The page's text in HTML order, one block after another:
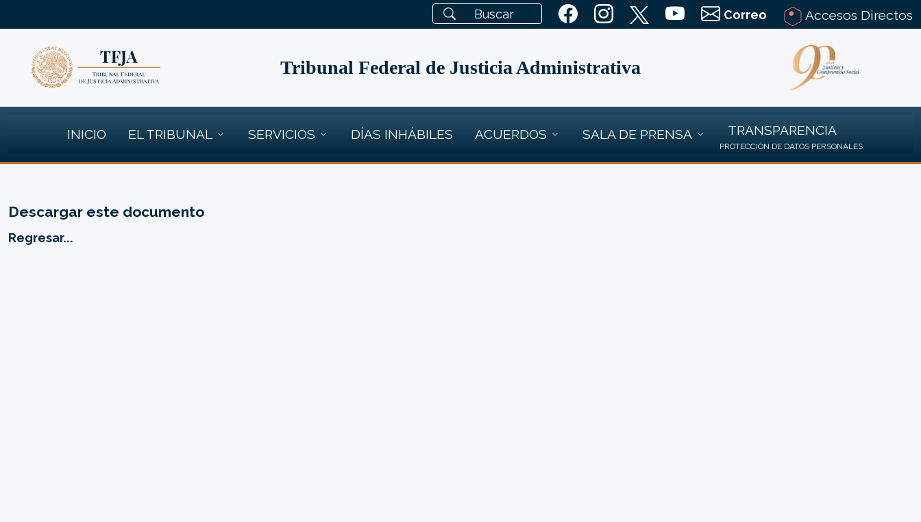
Correo Accesos Directos
Tribunal Federal de Justicia Administrativa
INICIO EL TRIBUNAL SERVICIOS DÍAS INHÁBILES ACUERDOS SALA DE PRENSA TRANSPARENCIA
PROTECCIÓN DE DATOS PERSONALES
Descargar este documento
Regresar...